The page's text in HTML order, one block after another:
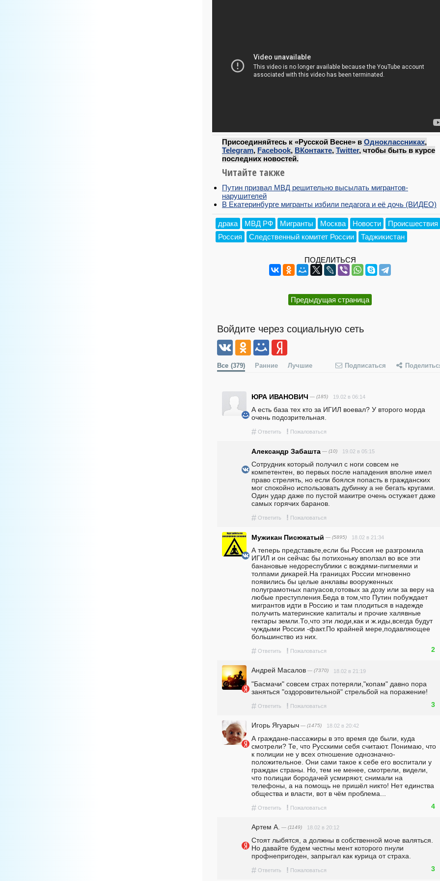
Присоединяйтесь к «Русской Весне» в Одноклассниках,
Telegram, Facebook, ВКонтакте, Twitter, чтобы быть в курсе
последних новостей.
Читайте также
Путин призвал МВД решительно высылать мигрантов-
нарушителей
В Екатеринбурге мигранты избили педагога и её дочь (ВИДЕО)
драка МВД РФ Мигранты Москва Новости
Происшествия
Россия
Следственный комитет России Таджикистан
ПОДЕЛИТЬСЯ
Предыдущая страница
Войдите через социальную сеть
Все (379) Ранние Лучшие Подписаться
ЮРА ИВАНОВИЧ — (185) 19.02 в 06:14
А есть база тех кто за ИГИЛ воевал? У второго морда
очень подозрительная.
# Ответить ! Пожаловаться
Александр Забашта — (10) 19.02 в 05:15
Сотрудник который получил с ноги совсем не
компетентен, во первых после нападения вполне имел
право стрелять, но если боялся попасть в гражданских
мог спокойно использовать дубинку а не бегать кругами.
Один удар даже по пустой макитре очень остужает даже
самых горячих баранов.
# Ответить ! Пожаловаться
Мужикан Писюкатый — (5895) 18.02 в 21:34
А теперь представьте,если бы Россия не разгромила
ИГИЛ и он сейчас бы потихоньку вползал во все эти
банановые недореспублики с вождями-пигмеями и
толпами дикарей.На границах России мгновенно
появились бы целые анклавы вооруженных
полуграмотных папуасов,готовых за дозу или за веру на
любые преступления.Беда в том,что Путин побуждает
мигрантов идти в Россию и там плодиться в надежде
получить материнские капиталы и прочие халявные
гектары земли.То,что эти люди,как и ж.иды,всегда будут
чуждыми России -факт.По крайней мере,подавляющее
большинство из них.
# Ответить ! Пожаловаться 2
Андрей Масалов — (7370) 18.02 в 21:19
"Басмачи" совсем страх потеряли,"копам" давно пора
заняться "оздоровительной" стрельбой на поражение!
# Ответить ! Пожаловаться 3
Игорь Ягуарыч — (1475) 18.02 в 20:42
А граждане-пассажиры в это время где были, куда
смотрели? Те, что Русскими себя считают. Понимаю, что
к полиции не у всех отношение однозначно-
положительное. Они сами такое к себе его воспитали у
граждан страны. Но, тем не менее, смотрели, видели,
что полицаи бородачей усмиряют, снимали на
телефоны, а на помощь не пришёл никто! Нет единства
общества и власти, вот в чём проблема...
# Ответить ! Пожаловаться 4
Артем А. — (1149) 18.02 в 20:12
Стоят лыбятся, а должны в собственной моче валяться.
Но давайте будем честны мент которого пнули
профнепригоден, запрыгал как курица от страха.
# Ответить ! Пожаловаться 3